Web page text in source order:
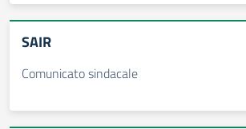
SAIR
Comunicato sindacale